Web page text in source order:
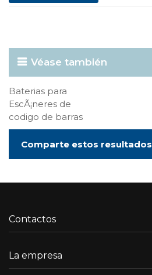
Véase también
Baterias para
EscÃ¡neres de
codigo de barras
Comparte estos resultados
Contactos
La empresa